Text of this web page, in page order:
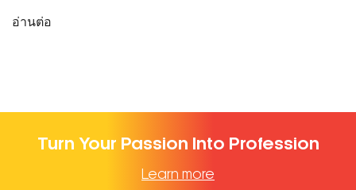
อ่านต่อ
Turn Your Passion Into Profession
Learn more